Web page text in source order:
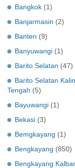
Bangkok (1)
Banjarmasin (2)
Banten (9)
Banyuwangi (1)
Barito Selatan (47)
Barito Selatan
Tengah (5)
Bayuwangi (1)
Bekasi (3)
Bemgkayang (1)
Bengkayang (850)
Bengkayang Kalbar